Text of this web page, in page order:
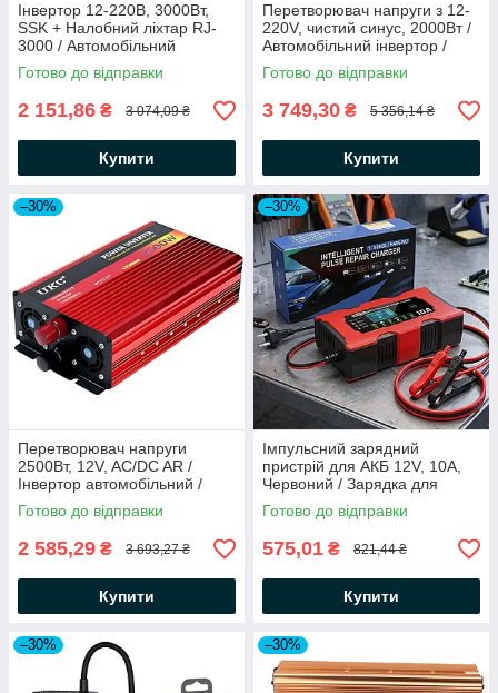
Інвертор 12-220В, 3000Вт,
SSK + Налобний ліхтар RJ-
3000 / Автомобільний
інвертор / Автоінвертор
Готово до відправки
2 151,86 ₴ 3 074,09 ₴
Купити
Перетворювач напруги з 12-
220V, чистий синус, 2000Вт /
Автомобільний інвертор /
Інвертор чистий синус
Готово до відправки
3 749,30 ₴ 5 356,14 ₴
Купити
–30%
Перетворювач напруги
2500Вт, 12V, AC/DC AR /
Інвертор автомобільний /
Інвертор для авто
Готово до відправки
2 585,29 ₴ 3 693,27 ₴
Купити
–30%
Імпульсний зарядний
пристрій для АКБ 12V, 10A,
Червоний / Зарядка для
акумулятора / Автоматичний
зарядний пристрій
Готово до відправки
575,01 ₴ 821,44 ₴
Купити
–30% –30%